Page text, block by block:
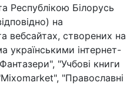
Республікою Білорусь
на
вебсайтах, створених на
українськими інтернет-
"Учбові книги
"Православні